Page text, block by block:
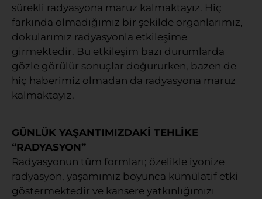
sürekli radyasyona maruz kalmaktayız. Hiç
farkında olmadığımız bir şekilde organlarımız,
dokularımız radyasyonla etkileşime
girmektedir. Bu etkileşim bazı durumlarda
gözle görülür sonuçlar doğururken, bazen de
hiç haberimiz olmadan da radyasyona maruz
kalmaktayız.
GÜNLÜK YAŞANTIMIZDAKİ TEHLİKE
“RADYASYON”
Radyasyonun tüm formları; özelikle iyonize
radyasyon, yaşamımız boyunca kümülatif etki
göstermektedir ve kansere yatkınlığımızı